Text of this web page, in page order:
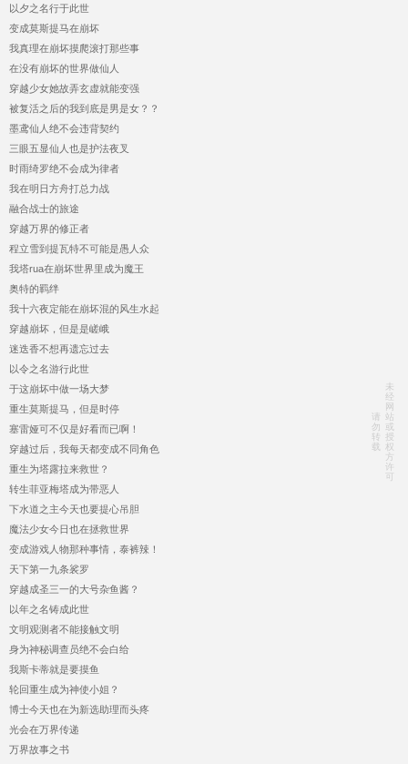
以夕之名行于此世
变成莫斯提马在崩坏
我真理在崩坏摸爬滚打那些事
在没有崩坏的世界做仙人
穿越少女她故弄玄虚就能变强
被复活之后的我到底是男是女？？
墨鸢仙人绝不会违背契约
三眼五显仙人也是护法夜叉
时雨绮罗绝不会成为律者
我在明日方舟打总力战
融合战士的旅途
穿越万界的修正者
程立雪到提瓦特不可能是愚人众
我塔rua在崩坏世界里成为魔王
奥特的羁绊
我十六夜定能在崩坏混的风生水起
穿越崩坏，但是是嵯峨
迷迭香不想再遗忘过去
以令之名游行此世
于这崩坏中做一场大梦
重生莫斯提马，但是时停
塞雷娅可不仅是好看而已啊！
穿越过后，我每天都变成不同角色
重生为塔露拉来救世？
转生菲亚梅塔成为带恶人
下水道之主今天也要提心吊胆
魔法少女今日也在拯救世界
变成游戏人物那种事情，泰裤辣！
天下第一九条裟罗
穿越成圣三一的大号杂鱼酱？
以年之名铸成此世
文明观测者不能接触文明
身为神秘调查员绝不会白给
我斯卡蒂就是要摸鱼
轮回重生成为神使小姐？
博士今天也在为新选助理而头疼
光会在万界传递
万界故事之书
请
勿
转
载
未
经
网
站
或
授
权
方
许
可